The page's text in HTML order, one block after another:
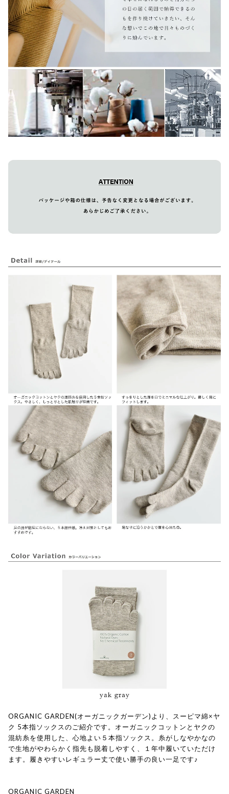
ORGANIC GARDEN(オーガニックガーデン)より、スーピマ綿×ヤ
ク 5本指ソックスのご紹介です。オーガニックコットンとヤクの
混紡糸を使用した、心地よい５本指ソックス。糸がしなやかなの
で生地がやわらかく指先も脱着しやすく、１年中履いていただけ
ます。履きやすいレギュラー丈で使い勝手の良い一足です♪
ORGANIC GARDEN